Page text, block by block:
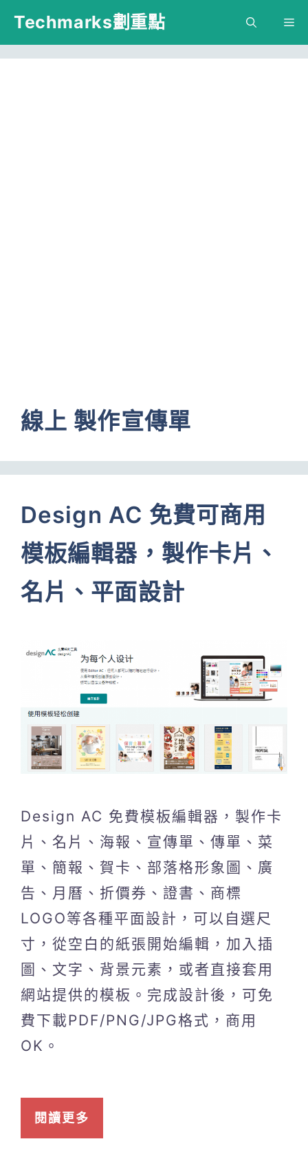
跳
主
Techmarks劃重點
線上 製作宣傳單
Design AC 免費可商用
模板編輯器，製作卡片、
名片、平面設計
Design AC 免費模板編輯器，製作卡
片、名片、海報、宣傳單、傳單、菜
單、簡報、賀卡、部落格形象圖、廣
告、月曆、折價券、證書、商標
LOGO等各種平面設計，可以自選尺
寸，從空白的紙張開始編輯，加入插
圖、文字、背景元素，或者直接套用
網站提供的模板。完成設計後，可免
費下載PDF/PNG/JPG格式，商用
OK。
閱讀更多